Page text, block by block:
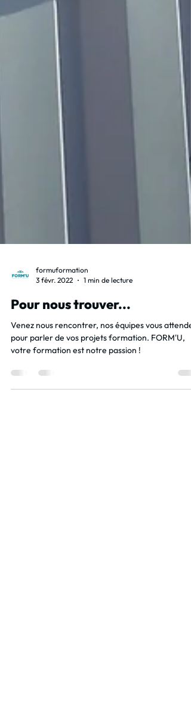
3 févr. 2022
1 min de lecture
Pour nous trouver...
Venez nous rencontrer, nos équipes vous
votre formation est notre passion !